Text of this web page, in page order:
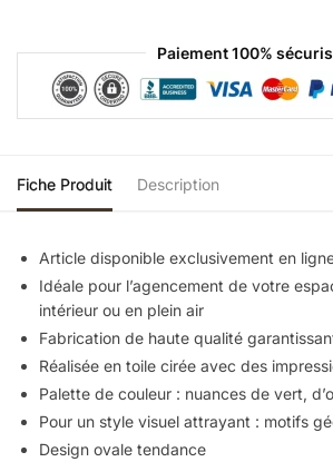
Paiement 100%
Fiche Produit Description
Article disponible exclusivement en
Idéale pour l’agencement de votre
intérieur ou en plein air
Fabrication de haute qualité
Réalisée en toile cirée avec des
Palette de couleur : nuances de vert,
Pour un style visuel attrayant : motifs
Design ovale tendance